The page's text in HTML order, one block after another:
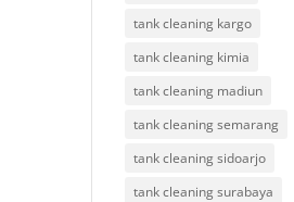
tank cleaning kargo
tank cleaning kimia
tank cleaning madiun
tank cleaning semarang
tank cleaning sidoarjo
tank cleaning surabaya